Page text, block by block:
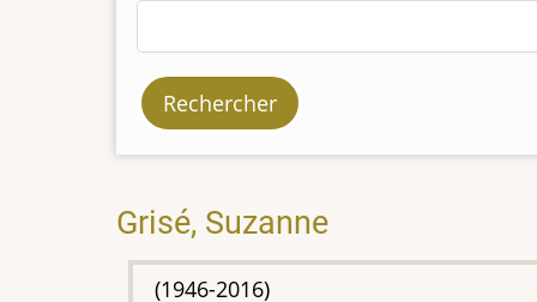
Grisé, Suzanne
(1946-2016)